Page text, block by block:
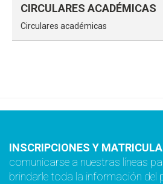
CIRCULARES ACADÉMICAS
Circulares académicas
INSCRIPCIONES Y
comunicarse a nuestras líneas
brindarle toda la información del